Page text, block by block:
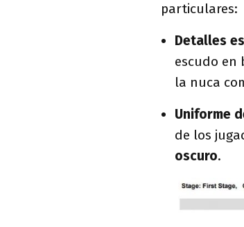
particulares:
Detalles
escudo en
la nuca
Uniforme
de los
oscuro.